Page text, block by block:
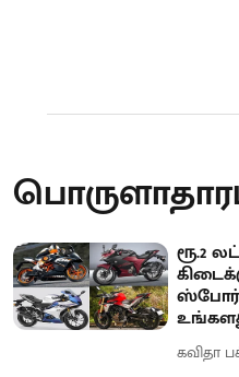
ரூ.2
கவிதா